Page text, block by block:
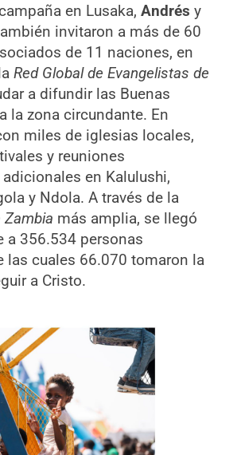
en Lusaka,Andrés y
invitaron a más de 60
de 11 naciones, en
Red Global de Evangelistas de
a difundir las Buenas
la zona circundante. En
miles de iglesias locales,
y reuniones
en Kalulushi,
y Ndola. A través de la
Zambia más amplia, se llegó
a 356.534 personas
las cuales 66.070 tomaron la
a Cristo.